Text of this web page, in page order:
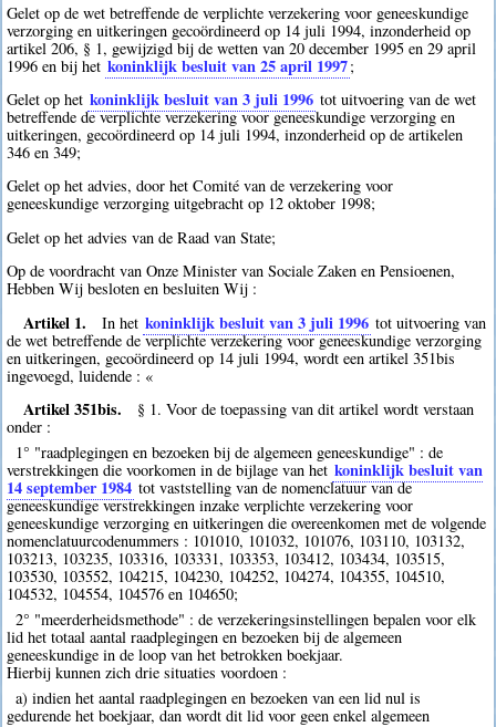
Gelet op de wet betreffende de verplichte verzekering voor geneeskundige
verzorging en uitkeringen gecoördineerd op 14 juli 1994, inzonderheid op
artikel 206, § 1, gewijzigd bij de wetten van 20 december 1995 en 29 april
1996 en bij het koninklijk besluit van 25 april 1997;
Gelet op het koninklijk besluit van 3 juli 1996 tot uitvoering van de wet
betreffende de verplichte verzekering voor geneeskundige verzorging en
uitkeringen, gecoördineerd op 14 juli 1994, inzonderheid op de artikelen
346 en 349;
Gelet op het advies, door het Comité van de verzekering voor
geneeskundige verzorging uitgebracht op 12 oktober 1998;
Gelet op het advies van de Raad van State;
Op de voordracht van Onze Minister van Sociale Zaken en Pensioenen,
Hebben Wij besloten en besluiten Wij :
Artikel 1. In het koninklijk besluit van 3 juli 1996 tot uitvoering van
de wet betreffende de verplichte verzekering voor geneeskundige verzorging
en uitkeringen, gecoördineerd op 14 juli 1994, wordt een artikel 351bis
ingevoegd, luidende : «
Artikel 351bis.
§ 1. Voor de toepassing van dit artikel wordt verstaan
onder :
1° "raadplegingen en bezoeken bij de algemeen geneeskundige" : de
verstrekkingen die voorkomen in de bijlage van het koninklijk besluit van
14 september 1984 tot vaststelling van de nomenclatuur van de
geneeskundige verstrekkingen inzake verplichte verzekering voor
geneeskundige verzorging en uitkeringen die overeenkomen met de volgende
nomenclatuurcodenummers : 101010, 101032, 101076, 103110, 103132,
103213, 103235, 103316, 103331, 103353, 103412, 103434, 103515,
103530, 103552, 104215, 104230, 104252, 104274, 104355, 104510,
104532, 104554, 104576 en 104650;
2° "meerderheidsmethode" : de verzekeringsinstellingen bepalen voor elk
lid het totaal aantal raadplegingen en bezoeken bij de algemeen
geneeskundige in de loop van het betrokken boekjaar.
Hierbij kunnen zich drie situaties voordoen :
a) indien het aantal raadplegingen en bezoeken van een lid nul is
gedurende het boekjaar, dan wordt dit lid voor geen enkel algemeen